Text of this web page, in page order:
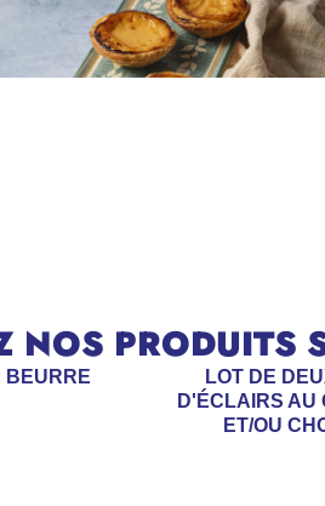
NOS PRODUITS
LOT DE
D'ÉCLAIRS AU
ET/OU
BEURRE